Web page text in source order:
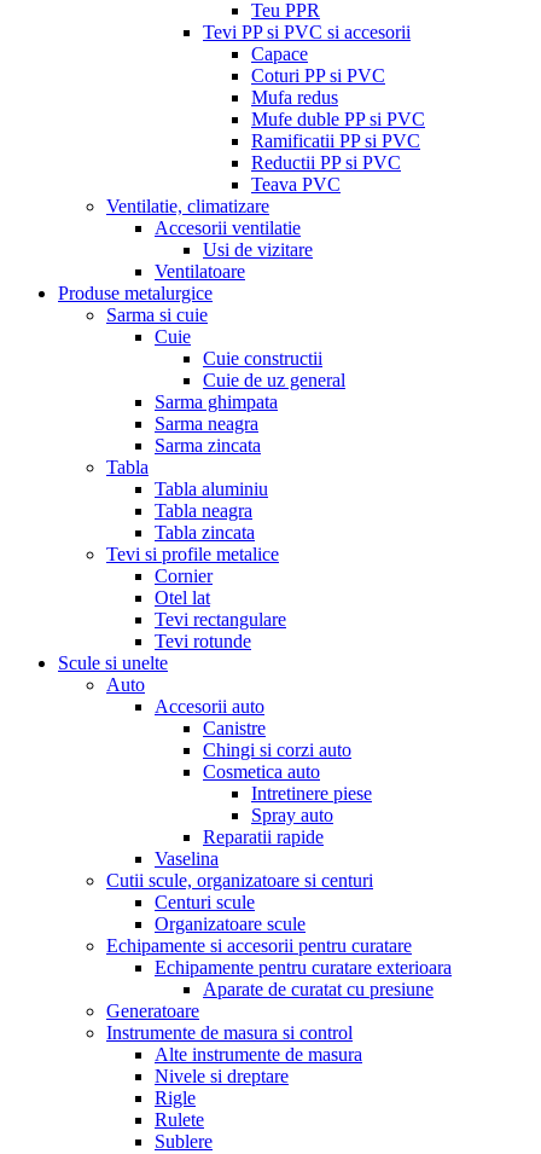
Teu PPR
Tevi PP si PVC si accesorii
Capace
Coturi PP si PVC
Mufa redus
Mufe duble PP si PVC
Ramificatii PP si PVC
Reductii PP si PVC
Teava PVC
Ventilatie, climatizare
Accesorii ventilatie
Usi de vizitare
Ventilatoare
Produse metalurgice
Sarma si cuie
Cuie
Cuie constructii
Cuie de uz general
Sarma ghimpata
Sarma neagra
Sarma zincata
Tabla
Tabla aluminiu
Tabla neagra
Tabla zincata
Tevi si profile metalice
Cornier
Otel lat
Tevi rectangulare
Tevi rotunde
Scule si unelte
Auto
Accesorii auto
Canistre
Chingi si corzi auto
Cosmetica auto
Intretinere piese
Spray auto
Reparatii rapide
Vaselina
Cutii scule, organizatoare si centuri
Centuri scule
Organizatoare scule
Echipamente si accesorii pentru curatare
Echipamente pentru curatare exterioara
Aparate de curatat cu presiune
Generatoare
Instrumente de masura si control
Alte instrumente de masura
Nivele si dreptare
Rigle
Rulete
Sublere